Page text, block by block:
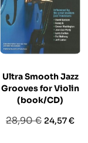
Ultra Smooth Jazz
Grooves for Violin
(book/CD)
Prezzo
28,90 € Prezzo
24,57 €